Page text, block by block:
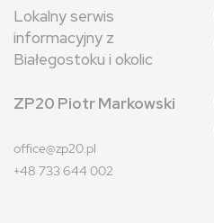
Lokalny serwis
informacyjny z
Białegostoku i okolic
ZP20 Piotr Markowski
office@zp20.pl
+48 733 644 002